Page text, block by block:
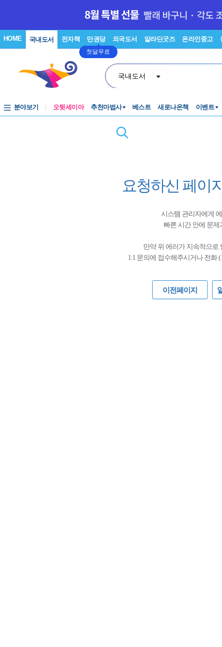
HOME 국내도서 전자책 만권당
첫달무료
외국도서 알라딘굿즈 온라인중고
국내도서
분야보기 오뒷세이아 추천마법사 베스트 새로나온책 이벤트
요청하신 페이
시스템 관리자에게
빠른 시간 안에 문
만약 위 에러가 지속적으로
1:1 문의에 접수해주시거나 전화 (
이전페이지